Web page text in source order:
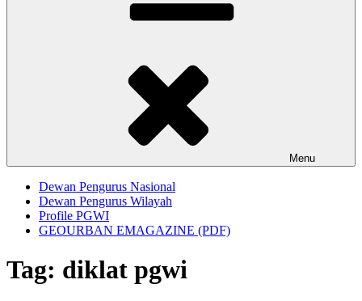
Menu
Dewan Pengurus Nasional
Dewan Pengurus Wilayah
Profile PGWI
GEOURBAN EMAGAZINE (PDF)
Tag: diklat pgwi